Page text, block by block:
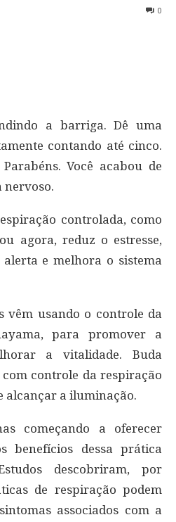
0
a barriga. Dê uma
contando até cinco.
Você acabou de
nervoso.
controlada, como
agora, reduz o estresse,
e melhora o sistema
vêm usando o controle da
para promover a
a vitalidade. Buda
com controle da respiração
alcançar a iluminação.
começando a oferecer
benefícios dessa prática
descobriram, por
de respiração podem
associados com a